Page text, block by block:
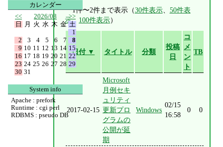
1件〜2件まで表示（30件表示、 50件表
示、 100件表示）
日付 ▼ タイトル 分類
投稿
日
コ
メ
ン
ト
TB
2017-02-15
Microsoft
月例セキ
ュリティ
更新プロ
グラムの
公開が延
期
Windows
02/15
16:58
0 0
カレンダー
<<
2026/08
>>
日
月 火 水 木 金 土
1
2
3 4 5 6 7
8
9 10 11 12 13 14 15
16 17 18 19 20 21 22
23 24 25 26 27 28 29
30 31
System info
Apache : prefork
Runtime : cgi perl
RDBMS : pseudo DB